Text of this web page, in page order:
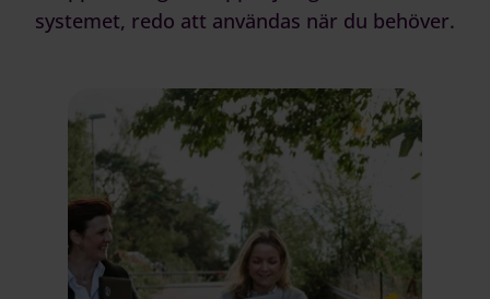
systemet, redo att användas när du behöver.